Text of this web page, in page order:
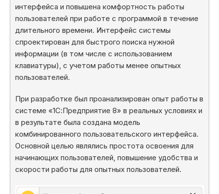
интерфейса и повышена комфортность работы
пользователей при работе с программой в течение
длительного времени. Интерфейс системы
спроектирован для быстрого поиска нужной
информации (в том числе с использованием
клавиатуры), с учетом работы менее опытных
пользователей.
При разработке был проанализирован опыт работы в
системе «1С:Предприятие 8» в реальных условиях и
в результате была создана модель
комбинированного пользовательского интерфейса.
Основной целью являлись простота освоения для
начинающих пользователей, повышение удобства и
скорости работы для опытных пользователей.